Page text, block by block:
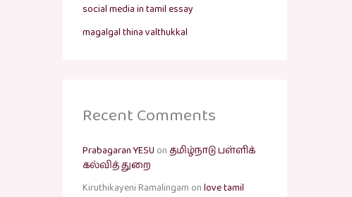
social media in tamil essay
magalgal thina valthukkal
Recent Comments
Prabagaran YESU onதமிழ்நாடு பள்ளிக்
கல்வித் துறை
Kiruthikayeni Ramalingam onlove tamil